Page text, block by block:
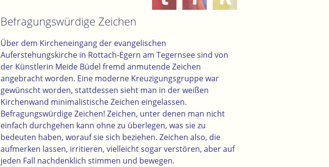
Befragungswürdige Zeichen
Über dem Kircheneingang der evangelischen
Auferstehungskirche in Rottach-Egern am Tegernsee sind von
der Künstlerin Meide Büdel fremd anmutende Zeichen
angebracht worden. Eine moderne Kreuzigungsgruppe war
gewünscht worden, stattdessen sieht man in der weißen
Kirchenwand minimalistische Zeichen eingelassen.
Befragungswürdige Zeichen! Zeichen, unter denen man nicht
einfach durchgehen kann ohne zu überlegen, was sie zu
bedeuten haben, worauf sie sich beziehen. Zeichen also, die
aufmerken lassen, irritieren, vielleicht sogar verstören, aber auf
jeden Fall nachdenklich stimmen und bewegen.